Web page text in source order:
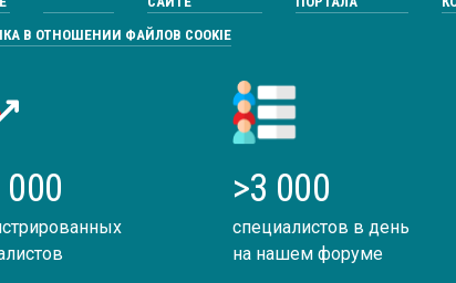
В ОТНОШЕНИИ ФАЙЛОВ COOKIE
000 >3 000
специалистов в день
на нашем форуме